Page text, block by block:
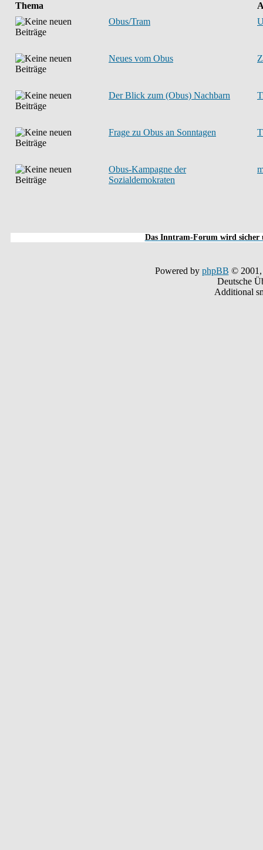
Thema
Obus/Tram
Neues vom Obus
Der Blick zum (Obus) Nachbarn
Frage zu Obus an Sonntagen
Obus-Kampagne der
Sozialdemokraten
Das Inntram-Forum wird sicher
Powered by phpBB © 2001,
Deutsche
Additional